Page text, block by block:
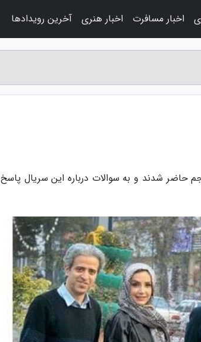
حاضر شدند و به سوالات درباره این سریال پاسخ
اخبار مسافرت اخبار هنری آخرین رویدادها